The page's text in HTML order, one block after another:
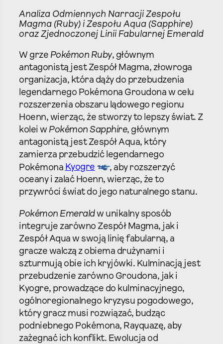
Analiza Odmiennych Narracji Zespołu
Magma (Ruby) i Zespołu Aqua (Sapphire)
oraz Zjednoczonej Linii Fabularnej Emerald
W grze Pokémon Ruby, głównym
antagonistą jest Zespół Magma, złowroga
organizacja, która dąży do przebudzenia
legendarnego Pokémona Groudona w celu
rozszerzenia obszaru lądowego regionu
Hoenn, wierząc, że stworzy to lepszy świat. Z
kolei w Pokémon Sapphire, głównym
antagonistą jest Zespół Aqua, który
zamierza przebudzić legendarnego
Pokémona Kyogre
, aby rozszerzyć
oceany i zalać Hoenn, wierząc, że to
przywróci świat do jego naturalnego stanu.
Pokémon Emeraldw unikalny sposób
integruje zarówno Zespół Magma, jak i
Zespół Aqua w swoją linię fabularną, a
gracze walczą z obiema drużynami i
szturmują obie ich kryjówki. Kulminacją jest
przebudzenie zarówno Groudona, jak i
Kyogre, prowadzące do kulminacyjnego,
ogólnoregionalnego kryzysu pogodowego,
który gracz musi rozwiązać, budząc
podniebnego Pokémona, Rayquazę, aby
zażegnać ich konflikt. Ewolucja od